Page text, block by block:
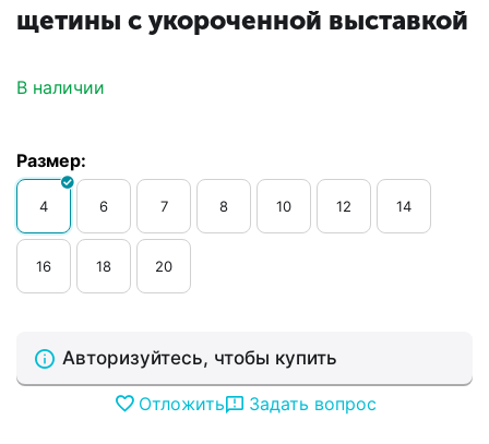
щетины с укороченной выставкой
В наличии
Размер:
4 6 7 8 10 12 14
16 18 20
Авторизуйтесь, чтобы купить
Отложить Задать вопрос